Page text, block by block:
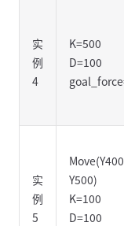
实
例
4
K=500
D=100
实
例
5
Y500)
K=100
D=100